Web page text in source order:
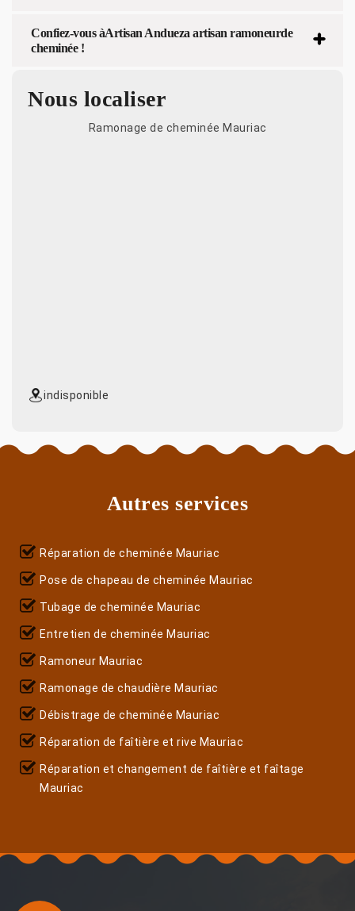
Confiez-vous àArtisan Andueza artisan ramoneurde
cheminée !
Nous localiser
Ramonage de cheminée Mauriac
indisponible
Autres services
Réparation de cheminée Mauriac
Pose de chapeau de cheminée Mauriac
Tubage de cheminée Mauriac
Entretien de cheminée Mauriac
Ramoneur Mauriac
Ramonage de chaudière Mauriac
Débistrage de cheminée Mauriac
Réparation de faîtière et rive Mauriac
Réparation et changement de faîtière et faîtage
Mauriac